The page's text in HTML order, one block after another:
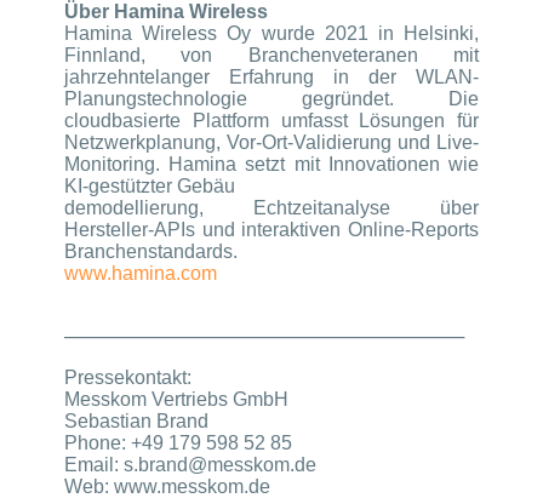
Über Hamina Wireless
Hamina Wireless Oy wurde 2021 in Helsinki,
Finnland, von Branchenveteranen mit
jahrzehntelanger Erfahrung in der WLAN-
Planungstechnologie gegründet. Die
cloudbasierte Plattform umfasst Lösungen für
Netzwerkplanung, Vor-Ort-Validierung und Live-
Monitoring. Hamina setzt mit Innovationen wie
KI-gestützter Gebäu
demodellierung, Echtzeitanalyse über
Hersteller-APIs und interaktiven Online-Reports
Branchenstandards.
www.hamina.com
──────────────────────────────
Pressekontakt:
Messkom Vertriebs GmbH
Sebastian Brand
Phone: +49 179 598 52 85
Email: s.brand@messkom.de
Web: www.messkom.de